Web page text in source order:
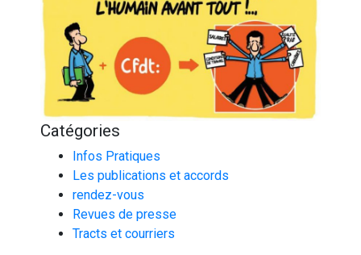
Catégories
Infos Pratiques
Les publications et accords
rendez-vous
Revues de presse
Tracts et courriers